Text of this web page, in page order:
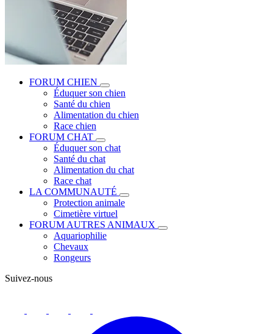
FORUM CHIEN
Éduquer son chien
Santé du chien
Alimentation du chien
Race chien
FORUM CHAT
Éduquer son chat
Santé du chat
Alimentation du chat
Race chat
LA COMMUNAUTÉ
Protection animale
Cimetière virtuel
FORUM AUTRES ANIMAUX
Aquariophilie
Chevaux
Rongeurs
Suivez-nous